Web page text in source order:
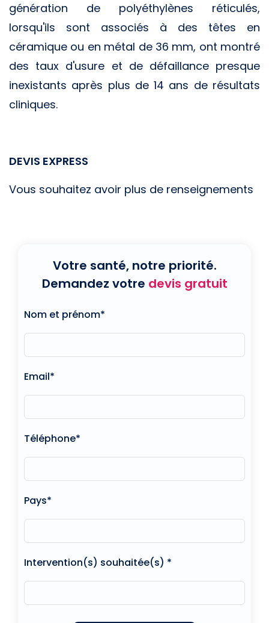
génération de polyéthylènes réticulés,
lorsqu'ils sont associés à des têtes en
céramique ou en métal de 36 mm, ont montré
des taux d'usure et de défaillance presque
inexistants après plus de 14 ans de résultats
cliniques.
DEVIS EXPRESS
Vous souhaitez avoir plus de renseignements
Votre santé, notre priorité.
Demandez votre devis gratuit
Nom et prénom*
Email*
Téléphone*
Pays*
Intervention(s) souhaitée(s) *